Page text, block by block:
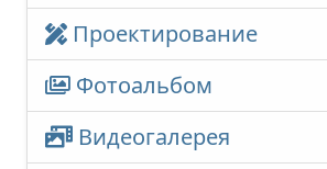
Проектирование
Фотоальбом
Видеогалерея